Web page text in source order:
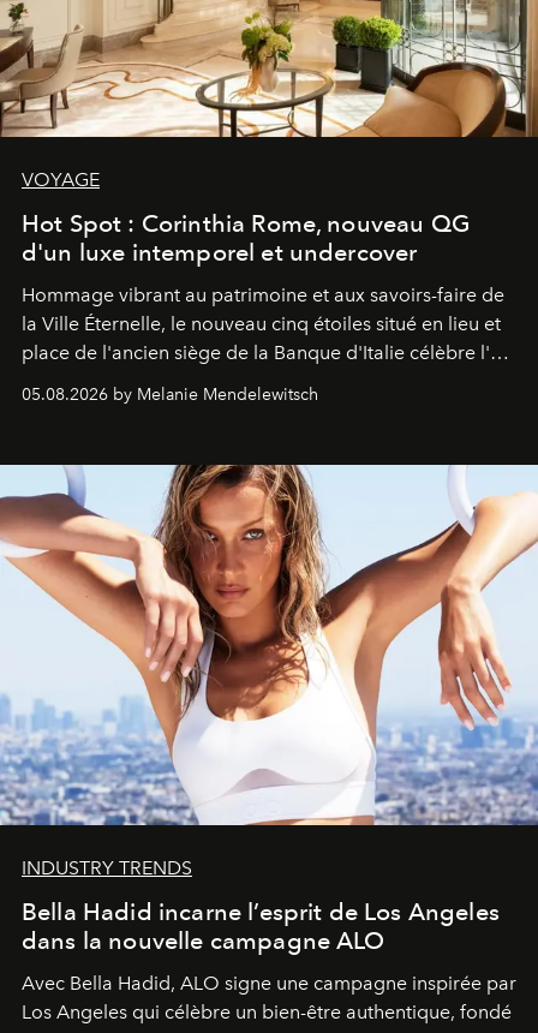
VOYAGE
Hot Spot : Corinthia Rome, nouveau QG
d'un luxe intemporel et undercover
Hommage vibrant au patrimoine et aux savoirs-faire de
la Ville Éternelle, le nouveau cinq étoiles situé en lieu et
place de l'ancien siège de la Banque d'Italie célèbre l'art
de vivre Romain dans toute son élégance intemporelle.
05.08.2026 by Melanie Mendelewitsch
INDUSTRY TRENDS
Bella Hadid incarne l’esprit de Los Angeles
dans la nouvelle campagne ALO
Avec Bella Hadid, ALO signe une campagne inspirée par
Los Angeles qui célèbre un bien-être authentique, fondé